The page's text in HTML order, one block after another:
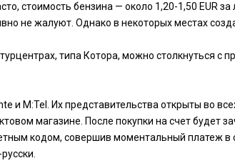
стоимость бензина — около 1,20-1,50 EUR
не жалуют. Однако в некоторых местах
типа Котора, можно столкнуться с
и M:Tel. Их представительства открыты во
магазине. После покупки на счет будет
кодом, совершив моментальный платеж в